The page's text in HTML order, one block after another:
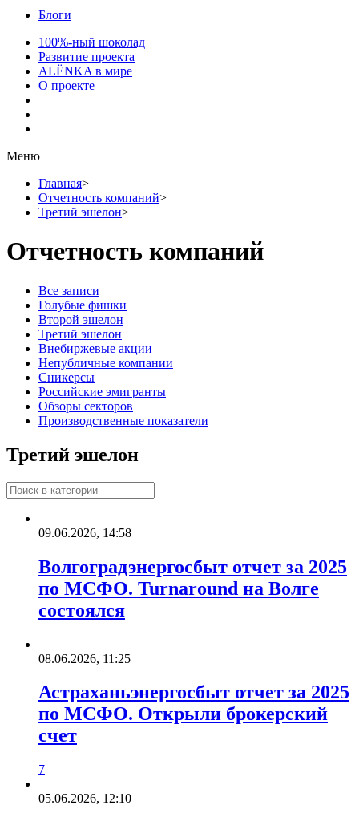
Блоги
100%-ный шоколад
Развитие проекта
ALЁNKA в мире
О проекте
Меню
Главная>
Отчетность компаний>
Третий эшелон>
Отчетность компаний
Все записи
Голубые фишки
Второй эшелон
Третий эшелон
Внебиржевые акции
Непубличные компании
Сникерсы
Российские эмигранты
Обзоры секторов
Производственные показатели
Третий эшелон
09.06.2026, 14:58
Волгоградэнергосбыт отчет за 2025
по МСФО. Turnaround на Волге
состоялся
08.06.2026, 11:25
Астраханьэнергосбыт отчет за 2025
по МСФО. Открыли брокерский
счет
7
05.06.2026, 12:10